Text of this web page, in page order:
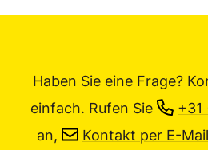
Haben Sie eine Frage?
einfach. Rufen Sie
+31
an,
Kontakt per E-Mail